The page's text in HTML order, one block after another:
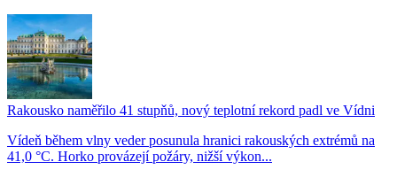
Rakousko naměřilo 41 stupňů, nový teplotní rekord padl ve Vídni
Vídeň během vlny veder posunula hranici rakouských extrémů na
41,0 °C. Horko provázejí požáry, nižší výkon...